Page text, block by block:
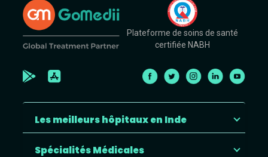
Plateforme de soins de santé
certifiée NABH
Les meilleurs hôpitaux en Inde
Spécialités Médicales